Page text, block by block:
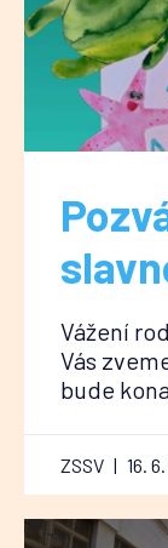
Vážení
Vás
bude
ZSSV 16.